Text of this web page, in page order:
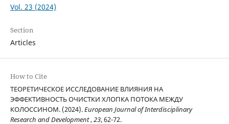
Vol. 23 (2024)
Section
Articles
How to Cite
ТЕОРЕТИЧЕСКОЕ ИССЛЕДОВАНИЕ ВЛИЯНИЯ НА
ЭФФЕКТИВНОСТЬ ОЧИСТКИ ХЛОПКА ПОТОКА МЕЖДУ
КОЛОССИНОМ. (2024).European Journal of Interdisciplinary
Research and Development,23, 62-72.